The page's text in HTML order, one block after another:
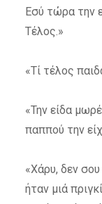
Εσύ τώρα την
Τέλος.»
«Τί τέλος
«Την είδα
παππού την
«Χάρυ, δεν
ήταν μιά